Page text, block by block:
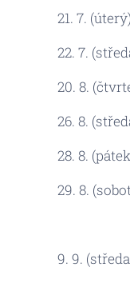
21. 7.
22. 7.
20. 8.
26. 8.
28. 8.
29. 8.
9. 9.